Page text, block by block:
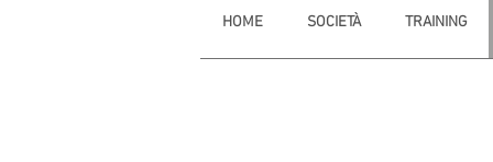
HOME SOCIETÀ TRAINING